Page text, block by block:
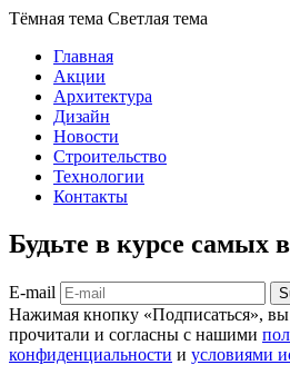
Тёмная тема Светлая тема
Главная
Акции
Архитектура
Дизайн
Новости
Строительство
Технологии
Контакты
Будьте в курсе самых
E-mail
Нажимая кнопку «Подписаться», вы
прочитали и согласны с нашими
конфиденциальности и условиями